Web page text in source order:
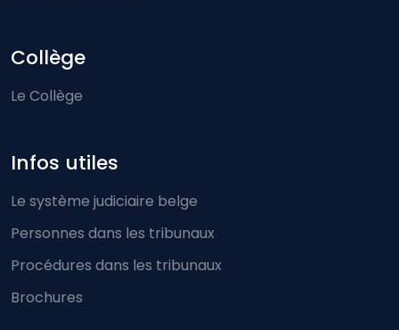
Collège
Le Collège
Infos utiles
Le système judiciaire belge
Personnes dans les tribunaux
Procédures dans les tribunaux
Brochures